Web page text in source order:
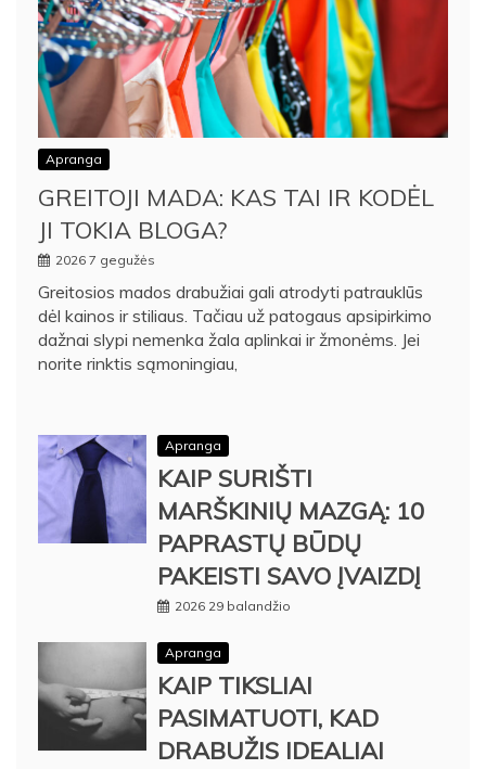
Apranga
GREITOJI MADA: KAS TAI IR KODĖL
JI TOKIA BLOGA?
2026 7 gegužės
Greitosios mados drabužiai gali atrodyti patrauklūs
dėl kainos ir stiliaus. Tačiau už patogaus apsipirkimo
dažnai slypi nemenka žala aplinkai ir žmonėms. Jei
norite rinktis sąmoningiau,
Apranga
KAIP SURIŠTI
MARŠKINIŲ MAZGĄ: 10
PAPRASTŲ BŪDŲ
PAKEISTI SAVO ĮVAIZDĮ
2026 29 balandžio
Apranga
KAIP TIKSLIAI
PASIMATUOTI, KAD
DRABUŽIS IDEALIAI